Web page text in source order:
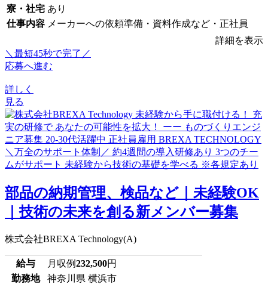
寮・社宅 あり
仕事内容 メーカーへの依頼準備・資料作成など・正社員
詳細を表示
＼最短45秒で完了／
応募へ進む
詳しく
見る
部品の納期管理、検品など｜未経験OK
｜技術の未来を創る新メンバー募集
株式会社BREXA Technology(A)
給与 月収例232,500円
勤務地
神奈川県 横浜市